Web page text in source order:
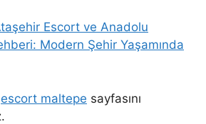
Escort ve Anadolu
Modern Şehir Yaşamında
escort maltepe sayfasını